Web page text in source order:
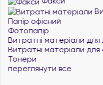
Папір офісний
Фотопапір
Витратні матеріали
Витратні матеріали
Тонери
переглянути все